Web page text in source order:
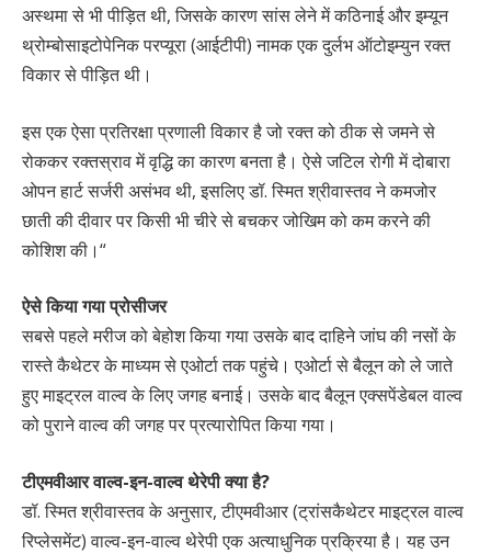
अस्थमा से भी पीड़ित थी, जिसके कारण सांस लेने में कठिनाई और इम्यून
थ्रोम्बोसाइटोपेनिक परप्यूरा (आईटीपी) नामक एक दुर्लभ ऑटोइम्युन रक्त
विकार से पीड़ित थी।
इस एक ऐसा प्रतिरक्षा प्रणाली विकार है जो रक्त को ठीक से जमने से
रोककर रक्तस्राव में वृद्धि का कारण बनता है। ऐसे जटिल रोगी में दोबारा
ओपन हार्ट सर्जरी असंभव थी, इसलिए डॉ. स्मित श्रीवास्तव ने कमजोर
छाती की दीवार पर किसी भी चीरे से बचकर जोखिम को कम करने की
कोशिश की।“
ऐसे किया गया प्रोसीजर
सबसे पहले मरीज को बेहोश किया गया उसके बाद दाहिने जांघ की नसों के
रास्ते कैथेटर के माध्यम से एओर्टा तक पहुंचे। एओर्टा से बैलून को ले जाते
हुए माइट्रल वाल्व के लिए जगह बनाई। उसके बाद बैलून एक्सपेंडेबल वाल्व
को पुराने वाल्व की जगह पर प्रत्यारोपित किया गया।
टीएमवीआर वाल्व-इन-वाल्व थेरेपी क्या है?
डॉ. स्मित श्रीवास्तव के अनुसार, टीएमवीआर (ट्रांसकैथेटर माइट्रल वाल्व
रिप्लेसमेंट) वाल्व-इन-वाल्व थेरेपी एक अत्याधुनिक प्रक्रिया है। यह उन